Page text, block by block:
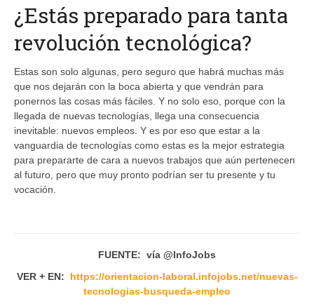
¿Estás preparado para tanta
revolución tecnológica?
Estas son solo algunas, pero seguro que habrá muchas más
que nos dejarán con la boca abierta y que vendrán para
ponernos las cosas más fáciles. Y no solo eso, porque con la
llegada de nuevas tecnologías, llega una consecuencia
inevitable: nuevos empleos. Y es por eso que estar a la
vanguardia de tecnologías como estas es la mejor estrategia
para prepararte de cara a nuevos trabajos que aún pertenecen
al futuro, pero que muy pronto podrían ser tu presente y tu
vocación.
FUENTE: vía @InfoJobs
VER + EN: https://orientacion-laboral.infojobs.net/nuevas-
tecnologias-busqueda-empleo